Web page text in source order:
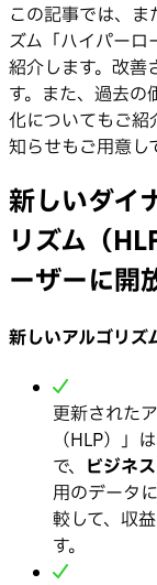
この記事では、
ズム「ハイパーロ
紹介します。改善
す。また、過去
化についてもご紹
知らせもご用意し
新しいダイ
リズム（
ーザーに開
新しいアルゴリズ
更新された
（HLP）」
で、 ビジネ
用のデータ
較して、収
す。